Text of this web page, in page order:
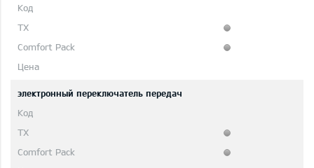
электронный переключатель передач